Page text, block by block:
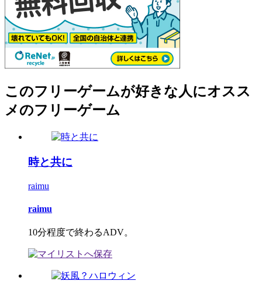
このフリーゲームが好きな人にオスス
メのフリーゲーム
時と共に
raimu
raimu
10分程度で終わるADV。